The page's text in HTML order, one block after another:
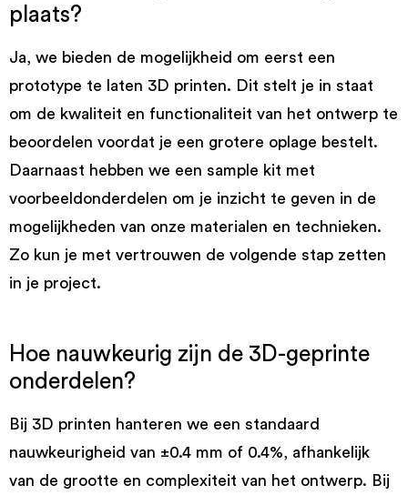
plaats?
Ja, we bieden de mogelijkheid om eerst een
prototype te laten 3D printen. Dit stelt je in staat
om de kwaliteit en functionaliteit van het ontwerp te
beoordelen voordat je een grotere oplage bestelt.
Daarnaast hebben we een sample kit met
voorbeeldonderdelen om je inzicht te geven in de
mogelijkheden van onze materialen en technieken.
Zo kun je met vertrouwen de volgende stap zetten
in je project.
Hoe nauwkeurig zijn de 3D-geprinte
onderdelen?
Bij 3D printen hanteren we een standaard
nauwkeurigheid van ±0.4 mm of 0.4%, afhankelijk
van de grootte en complexiteit van het ontwerp. Bij